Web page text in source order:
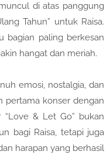
di atas panggung
Tahun” untuk Raisa.
bagian paling berkesan
hangat dan meriah.
emosi, nostalgia, dan
pertama konser dengan
“Love & Let Go” bukan
bagi Raisa, tetapi juga
harapan yang berhasil